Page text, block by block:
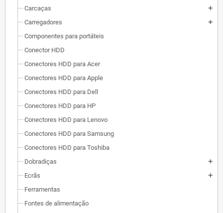
Carcaças
add
Carregadores add
Componentes para portáteis
Conector HDD
Conectores HDD para Acer
Conectores HDD para Apple
Conectores HDD para Dell
Conectores HDD para HP
Conectores HDD para Lenovo
Conectores HDD para Samsung
Conectores HDD para Toshiba
Dobradiças
add
Ecrãs add
Ferramentas
Fontes de alimentação